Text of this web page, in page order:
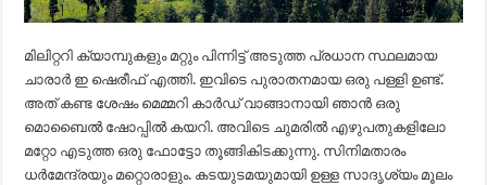
മിലിറ്ററി ക്യാമ്പുകളും മറ്റും പിന്നിട്ട് അടുത്ത പ്രധാന സ്ഥലമായ
ചാരാർ ഇ ഷെരീഫ് എത്തി. ഇവിടെ പുരാതനമായ ഒരു പള്ളി ഉണ്ട്.
അത് കണ്ട ശേഷം മെമ്മറി കാർഡ് വാങ്ങാനായി ഞാൻ ഒരു
മൊബൈൽ ഷോപ്പിൽ കയറി. അവിടെ ചുമരിൽ എഴുപതുകളിലോ
മറ്റോ എടുത്ത ഒരു ഫോട്ടോ തൂങ്ങികിടക്കുന്നു. സിനിമതാരം
ധർമേന്ദ്രയും മറ്റൊരാളും. കടയുടമയുമായി ഉള്ള സാദൃശ്യം മൂലം